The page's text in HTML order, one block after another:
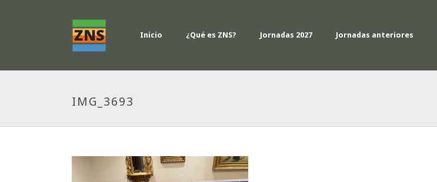
Inicio ¿Qué es ZNS? Jornadas 2027 Jornadas anteriores
IMG_3693